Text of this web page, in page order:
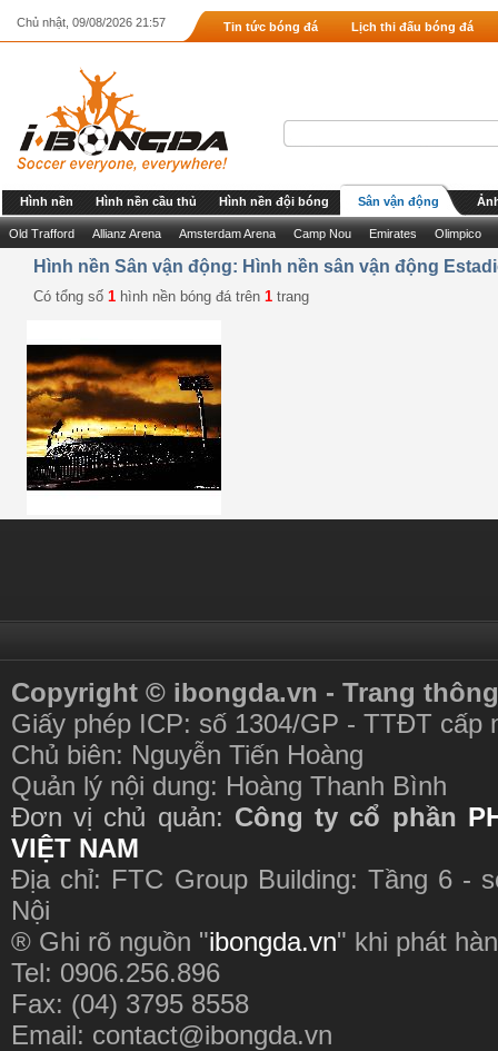
Chủ nhật, 09/08/2026 21:57 Tin tức bóng đá Lịch thi đấu bóng đá
Hình nền Hình nền cầu thủ Hình nền đội bóng Sân vận động
Old Trafford Allianz Arena Amsterdam Arena Camp Nou Emirates Olimpico
Hình nền Sân vận động: Hình nền sân vận động
Có tổng số 1 hình nền bóng đá trên 1 trang
Copyright © ibongda.vn - Trang
Giấy phép ICP: số 1304/GP - TTĐT cấp
Chủ biên: Nguyễn Tiến Hoàng
Quản lý nội dung: Hoàng Thanh Bình
Đơn vị chủ quản: Công ty cổ phần
VIỆT NAM
Địa chỉ: FTC Group Building: Tầng 6 -
Nội
® Ghi rõ nguồn "ibongda.vn" khi phát
Tel: 0906.256.896
Fax: (04) 3795 8558
Email: contact@ibongda.vn